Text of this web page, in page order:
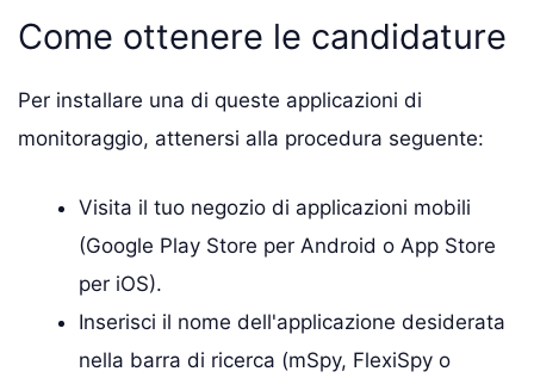
Come ottenere le candidature
Per installare una di queste applicazioni di
monitoraggio, attenersi alla procedura seguente:
Visita il tuo negozio di applicazioni mobili
(Google Play Store per Android o App Store
per iOS).
Inserisci il nome dell'applicazione desiderata
nella barra di ricerca (mSpy, FlexiSpy o